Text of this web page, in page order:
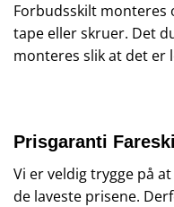
Forbudsskilt monteres
tape eller skruer. Det
monteres slik at det er
Prisgaranti
Vi er veldig trygge på
de laveste prisene.